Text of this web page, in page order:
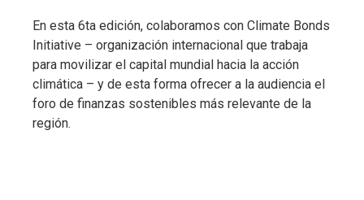
En esta 6ta edición, colaboramos con Climate Bonds
Initiative – organización internacional que trabaja
para movilizar el capital mundial hacia la acción
climática – y de esta forma ofrecer a la audiencia el
foro de finanzas sostenibles más relevante de la
región.